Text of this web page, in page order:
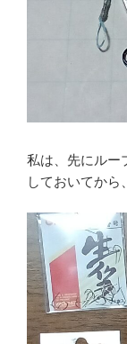
私は、先にルー
しておいてから